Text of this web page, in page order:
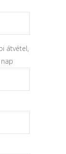
átvétel,